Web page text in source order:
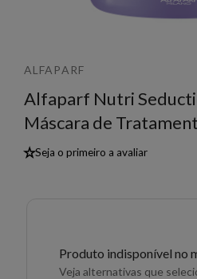
ALFAPARF
Alfaparf Nutri
Máscara de
★Seja o primeiro a avaliar
Produto indisponível no
Veja alternativas que